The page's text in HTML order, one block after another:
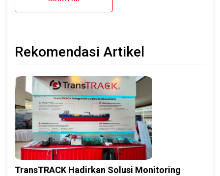
Rekomendasi Artikel
TransTRACK Hadirkan Solusi Monitoring